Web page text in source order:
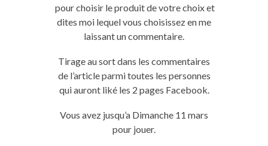
pour choisir le produit de votre choix et
dites moi lequel vous choisissez en me
laissant un commentaire.
Tirage au sort dans les commentaires
de l’article parmi toutes les personnes
qui auront liké les 2 pages Facebook.
Vous avez jusqu’a Dimanche 11 mars
pour jouer.